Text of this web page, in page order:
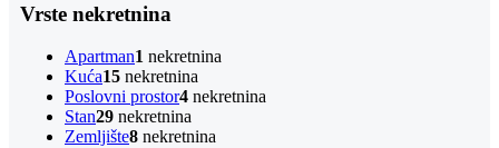
Vrste nekretnina
Apartman1 nekretnina
Kuća15 nekretnina
Poslovni prostor4 nekretnina
Stan29 nekretnina
Zemljište8 nekretnina